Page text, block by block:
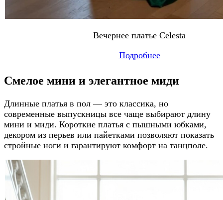
Вечернее платье Celesta
Подробнее
Смелое мини и элегантное миди
Длинные платья в пол — это классика, но
современные выпускницы все чаще выбирают длину
мини и миди. Короткие платья с пышными юбками,
декором из перьев или пайетками позволяют показать
стройные ноги и гарантируют комфорт на танцполе.